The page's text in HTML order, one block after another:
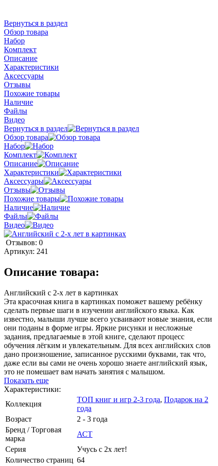
Вернуться в раздел
Обзор товара
Набор
Комплект
Описание
Характеристики
Аксессуары
Отзывы
Похожие товары
Наличие
Файлы
Видео
Вернуться в раздел
Обзор товара
Набор
Комплект
Описание
Характеристики
Аксессуары
Отзывы
Похожие товары
Наличие
Файлы
Видео
Отзывов: 0
Артикул: 241
Описание товара:
Английский с 2-х лет в картинках
Эта красочная книга в картинках поможет вашему ребёнку
сделать первые шаги в изучении английского языка. Как
известно, малыши лучше всего усваивают новые знания, если
они поданы в форме игры. Яркие рисунки и несложные
задания, предлагаемые в этой книге, сделают процесс
обучения лёгким и увлекательным. Для всех английских слов
дано произношение, записанное русскими буквами, так что,
даже если вы сами не очень хорошо знаете английский язык,
это не помешает вам начать занятия с малышом.
Показать еще
Характеристики:
Коллекция
ТОП книг и игр 2-3 года, Подарок на 2
года
Возраст
2 - 3 года
Бренд / Торговая
марка
АСТ
Серия
Учусь с 2х лет!
Количество страниц 64